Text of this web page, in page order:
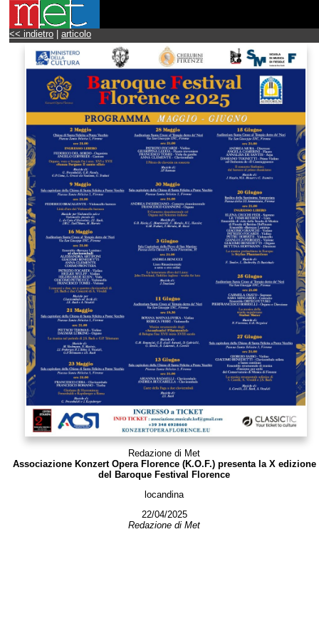
<< indietro articolo
Redazione di Met
Associazione Konzert Opera Florence (K.O.F.) presenta la X edizione
del Baroque Festival Florence
locandina
22/04/2025
Redazione di Met